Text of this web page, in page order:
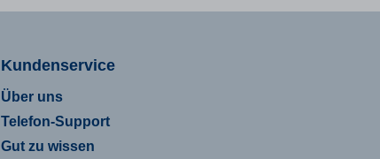
Kundenservice
Über uns
Telefon-Support
Gut zu wissen